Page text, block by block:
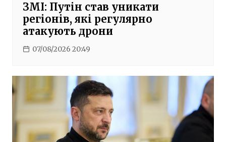
ЗМІ: Путін став уникати
регіонів, які регулярно
атакують дрони
07/08/2026 20:49